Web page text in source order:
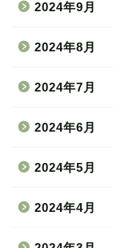
2024年9月
2024年8月
2024年7月
2024年6月
2024年5月
2024年4月